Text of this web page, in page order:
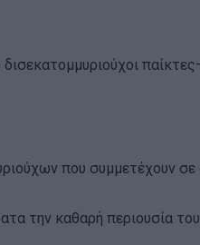
που συμμετέχουν
την καθαρή περιουσία